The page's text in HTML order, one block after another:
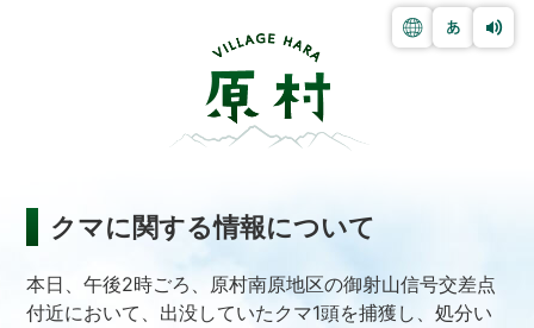
クマに関する情報について
本日、午後2時ごろ、原村南原地区の御射山信号交差点
付近において、出没していたクマ1頭を捕獲し、処分い